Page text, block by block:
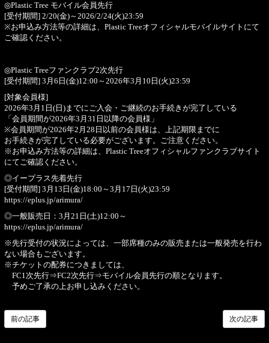
◎Plastic Tree モバイル会員先行
[受付期間] 2/20(金)～2026/2/24(火)23:59
※お申込み方法等の詳細は、 Plastic Treeオフィシャルモバイルサイト にて
ご確認ください。
◎Plastic Treeファンクラブ2次先行
[受付期間] 3月6日(金)12:00～2026年3月10日(火)23:59
[対象会員様]
2026年3月1日(日)までにご入会・ご継続のお手続きが完了している
「会員期間が2026年3月31日以降の会員様」
※会員期間が2026年2月28日以前の会員様は、上記期限までに
お手続きが完了している必要がございます。ご注意ください。
※お申込み方法等の詳細は、 Plastic Treeオフィシャルファンクラブサイト
にてご確認ください。
◎イープラス先着先行
[受付期間] 3月13日(金)18:00～3月17日(火)23:59
https://eplus.jp/arimura/
◎一般販売日：3月21日(土)12:00～
https://eplus.jp/arimura/
※先行受付の状況によっては、一部席種のみの販売または一般発売を行わ
ない場合もございます。
※チケットの配券につきましては、
FC1次先行⇒FC2次先行⇒モバイル会員先行の順となります。
予めご了承の上お申し込みください。
次の記事
前の記事